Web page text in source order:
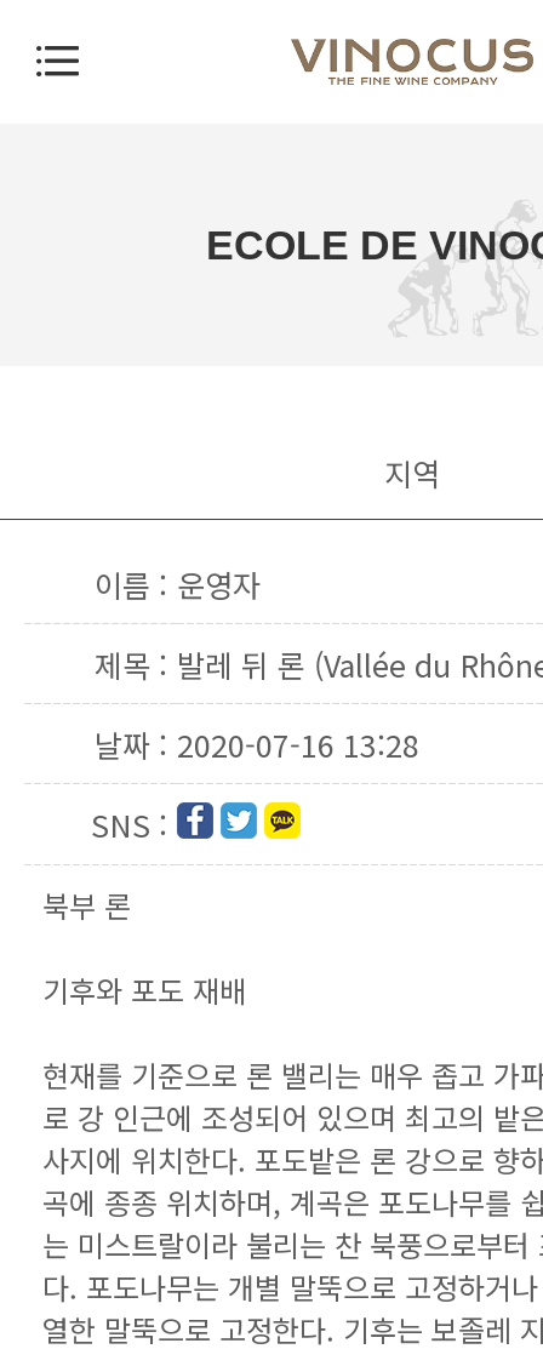
ECOLE DE
지역
이름 : 운영자
제목 : 발레 뒤 론 (Vallée du
날짜 : 2020-07-16 13:28
SNS :
북부 론
기후와 포도 재배